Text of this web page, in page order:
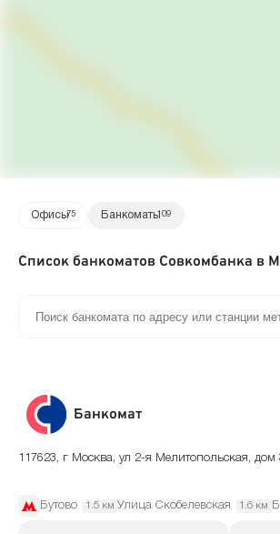
Офисы75 Банкоматы109
Список банкоматов Совкомбанка в
Банкомат
117623, г Москва, ул 2-я Мелитопольская, дом
Бутово 1.5 км Улица Скобелевская 1.6 км